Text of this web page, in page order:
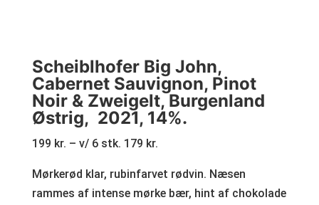
Scheiblhofer Big John,
Cabernet Sauvignon, Pinot
Noir & Zweigelt, Burgenland
Østrig, 2021, 14%.
199 kr. – v/ 6 stk. 179 kr.
Mørkerød klar, rubinfarvet rødvin. Næsen
rammes af intense mørke bær, hint af chokolade